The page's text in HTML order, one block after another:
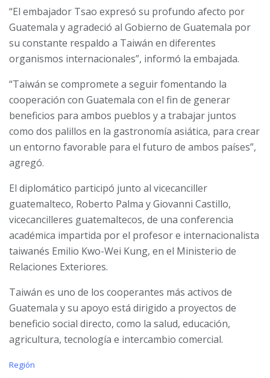
“El embajador Tsao expresó su profundo afecto por
Guatemala y agradeció al Gobierno de Guatemala por
su constante respaldo a Taiwán en diferentes
organismos internacionales”, informó la embajada.
“Taiwán se compromete a seguir fomentando la
cooperación con Guatemala con el fin de generar
beneficios para ambos pueblos y a trabajar juntos
como dos palillos en la gastronomía asiática, para crear
un entorno favorable para el futuro de ambos países”,
agregó.
El diplomático participó junto al vicecanciller
guatemalteco, Roberto Palma y Giovanni Castillo,
vicecancilleres guatemaltecos, de una conferencia
académica impartida por el profesor e internacionalista
taiwanés Emilio Kwo-Wei Kung, en el Ministerio de
Relaciones Exteriores.
Taiwán es uno de los cooperantes más activos de
Guatemala y su apoyo está dirigido a proyectos de
beneficio social directo, como la salud, educación,
agricultura, tecnología e intercambio comercial.
C
Región